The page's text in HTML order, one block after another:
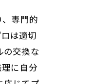
専門的
は適切
の交換な
に自分